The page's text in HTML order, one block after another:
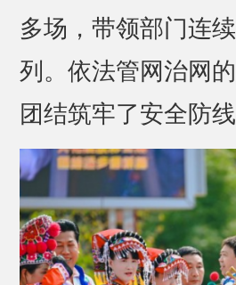
多场，带领部门连
列。依法管网治网
团结筑牢了安全防线